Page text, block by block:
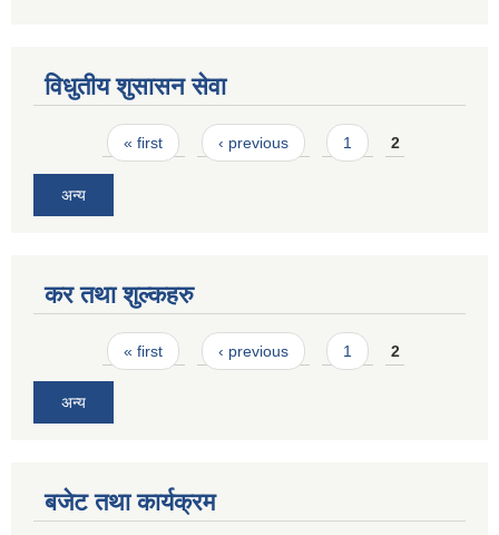
विधुतीय शुसासन सेवा
Pages« first ‹ previous 1 2
अन्य
कर तथा शुल्कहरु
Pages« first ‹ previous 1 2
अन्य
बजेट तथा कार्यक्रम